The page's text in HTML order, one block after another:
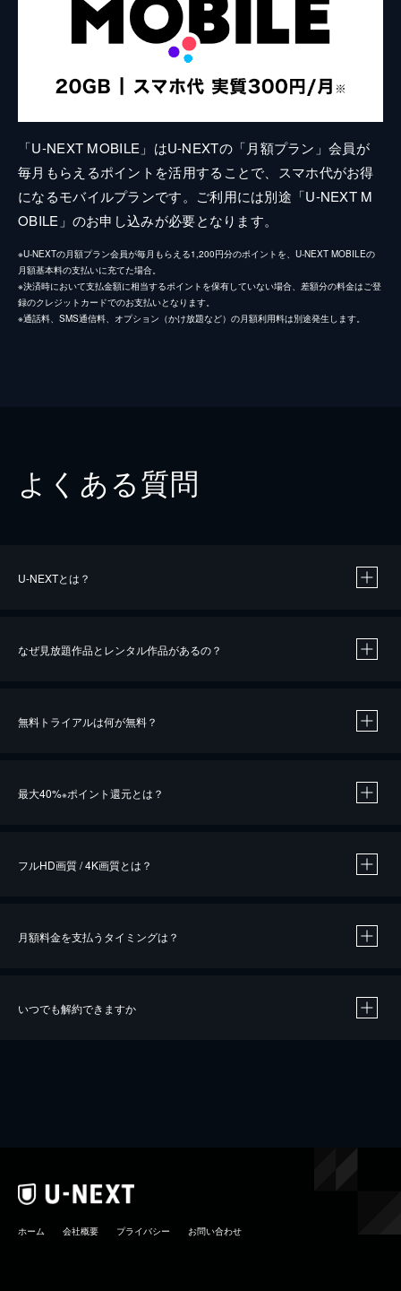
「U-NEXT MOBILE」はU-NEXTの「月額プラン」会員が
毎月もらえるポイントを活用することで、スマホ代がお得
になるモバイルプランです。ご利用には別途「U-NEXT M
OBILE」のお申し込みが必要となります。
※U-NEXTの月額プラン会員が毎月もらえる1,200円分のポイントを、U-NEXT MOBILEの
月額基本料の支払いに充てた場合。
※決済時において支払金額に相当するポイントを保有していない場合、差額分の料金はご登
録のクレジットカードでのお支払いとなります。
※通話料、SMS通信料、オプション（かけ放題など）の月額利用料は別途発生します。
よくある質問
U-NEXTとは？
なぜ見放題作品とレンタル作品があるの？
無料トライアルは何が無料？
最大40%※ポイント還元とは？
※40％ポイント還元の対象は、クレジットカード決済による作品の購入 / レンタルです。
フルHD画質 / 4K画質とは？
月額料金を支払うタイミングは？
いつでも解約できますか
ホーム 会社概要 プライバシー お問い合わせ